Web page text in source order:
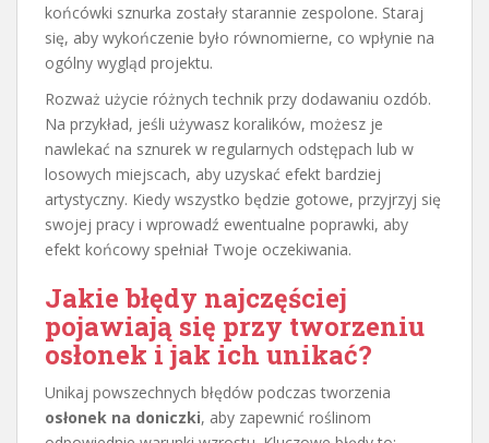
końcówki sznurka zostały starannie zespolone. Staraj
się, aby wykończenie było równomierne, co wpłynie na
ogólny wygląd projektu.
Rozważ użycie różnych technik przy dodawaniu ozdób.
Na przykład, jeśli używasz koralików, możesz je
nawlekać na sznurek w regularnych odstępach lub w
losowych miejscach, aby uzyskać efekt bardziej
artystyczny. Kiedy wszystko będzie gotowe, przyjrzyj się
swojej pracy i wprowadź ewentualne poprawki, aby
efekt końcowy spełniał Twoje oczekiwania.
Jakie błędy najczęściej
pojawiają się przy tworzeniu
osłonek i jak ich unikać?
Unikaj powszechnych błędów podczas tworzenia
osłonek na doniczki, aby zapewnić roślinom